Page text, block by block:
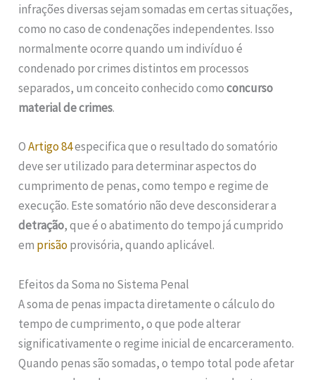
infrações diversas sejam somadas em certas situações,
como no caso de condenações independentes. Isso
normalmente ocorre quando um indivíduo é
condenado por crimes distintos em processos
separados, um conceito conhecido comoconcurso
material de crimes.
OArtigo 84especifica que o resultado do somatório
deve ser utilizado para determinar aspectos do
cumprimento de penas, como tempo e regime de
execução. Este somatório não deve desconsiderar a
detração, que é o abatimento do tempo já cumprido
em prisãoprovisória, quando aplicável.
Efeitos da Soma no Sistema Penal
A soma de penas impacta diretamente o cálculo do
tempo de cumprimento, o que pode alterar
significativamente o regime inicial de encarceramento.
Quando penas são somadas, o tempo total pode afetar